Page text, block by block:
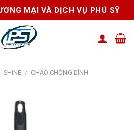
MẠI VÀ DỊCH VỤ PHÚ SỸ
SHINE / CHẢO CHỐNG DÍNH